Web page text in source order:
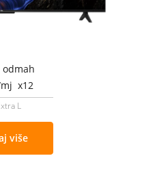
x12
L
više